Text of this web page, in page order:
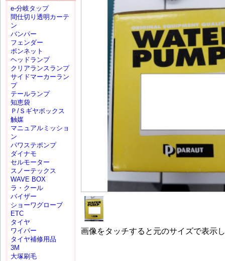
画像をタッチすると元のサイズで表示
e-分岐タップ
間仕切り透明カーテ
ン
バンパー
フェンダー
ボンネット
ヘッドランプ
クリアランスランプ
サイドマーカーラン
プ
テールランプ
知恵袋
Ｐ/Ｓギヤボックス
触媒
マニュアルミッショ
ン
パワステポンプ
ダイナモ
セルモーター
スノーテックス
WAVE BOX
ラ・クール
バイザー
ショーワグローブ
ETC
タイヤ
ワイパー
タイヤ補修用品
3M
大塚刷毛